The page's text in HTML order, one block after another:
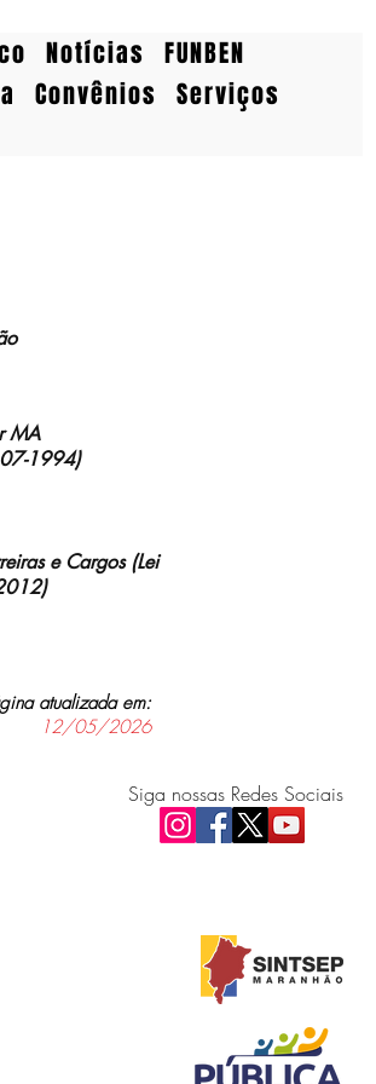
Notícias
FUNBEN
Convênios
Serviços
MA
1994)
e Cargos (Lei
atualizada em:
12/05/2026
Siga nossas Redes Sociais